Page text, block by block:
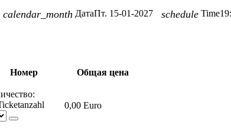
calendar_month ДатаПт. 15-01-2027 schedule Time
Номер
Общая цена
0,00 Euro